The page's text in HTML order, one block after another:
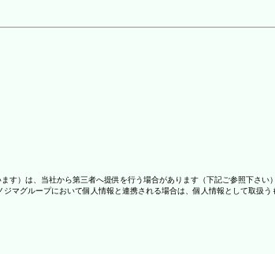
）は、当社から第三者へ提供を行う場合があります（下記ご参照下さい）
マグループにおいて個人情報と連携される場合は、個人情報として取扱う